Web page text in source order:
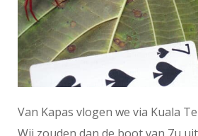
Van Kapas vlogen we via Kuala